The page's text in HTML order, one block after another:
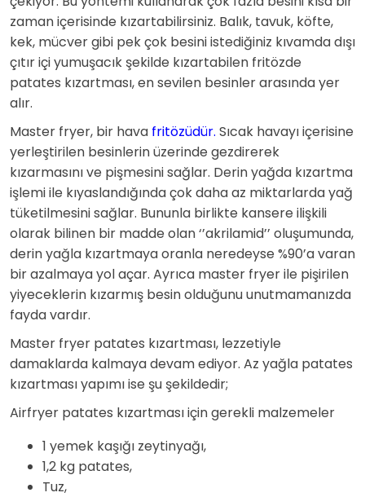
zaman içerisinde kızartabilirsiniz. Balık, tavuk, köfte,
kek, mücver gibi pek çok besini istediğiniz kıvamda dışı
çıtır içi yumuşacık şekilde kızartabilen fritözde
patates kızartması, en sevilen besinler arasında yer
alır.
Master fryer, bir hava fritözüdür. Sıcak havayı içerisine
yerleştirilen besinlerin üzerinde gezdirerek
kızarmasını ve pişmesini sağlar. Derin yağda kızartma
işlemi ile kıyaslandığında çok daha az miktarlarda yağ
tüketilmesini sağlar. Bununla birlikte kansere ilişkili
olarak bilinen bir madde olan ‘’akrilamid’’ oluşumunda,
derin yağla kızartmaya oranla neredeyse %90’a varan
bir azalmaya yol açar. Ayrıca master fryer ile pişirilen
yiyeceklerin kızarmış besin olduğunu unutmamanızda
fayda vardır.
Master fryer patates kızartması, lezzetiyle
damaklarda kalmaya devam ediyor. Az yağla patates
kızartması yapımı ise şu şekildedir;
Airfryer patates kızartması için gerekli malzemeler
1 yemek kaşığı zeytinyağı,
1,2 kg patates,
Tuz,